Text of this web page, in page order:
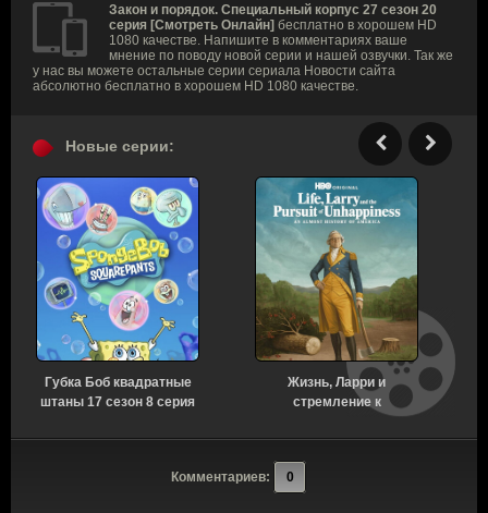
Закон и порядок. Специальный корпус 27 сезон 20
серия [Смотреть Онлайн] бесплатно в хорошем HD
1080 качестве. Напишите в комментариях ваше
мнение по поводу новой серии и нашей озвучки. Так же
у нас вы можете остальные серии сериала Новости сайта
абсолютно бесплатно в хорошем HD 1080 качестве.
Новые серии:
Губка Боб квадратные
штаны 17 сезон 8 серия
Жизнь, Ларри и
стремление к
несчастью: Почти
история Америки 1 сезон
7 серия [Смотреть
Комментариев: 0